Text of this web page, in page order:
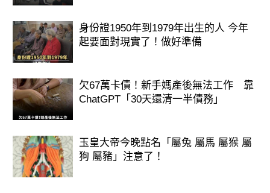
身份證1950年到1979年出生的人 今年
起要面對現實了！做好準備
欠67萬卡債！新手媽產後無法工作 靠
ChatGPT「30天還清一半債務」
玉皇大帝今晚點名「屬兔 屬馬 屬猴 屬
狗 屬豬」注意了！